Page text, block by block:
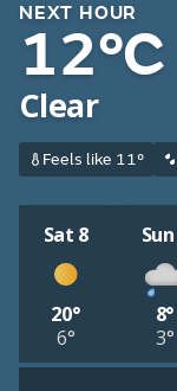
NEXT HOUR
12°C
Clear
Feels like 11°
Sat 8
20°
6°
8°
3°